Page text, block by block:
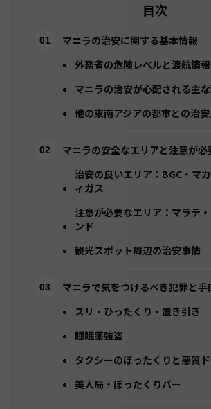
目次
マニラの治安に関する基本情報
外務省の危険レベルと渡航情報
マニラの治安が心配される主
他の東南アジアの都市との治
マニラの安全なエリアと注意が必
治安の良いエリア：BGC・マ
ィガス
注意が必要なエリア：マラテ
ンド
観光スポット周辺の治安事情
マニラで気をつけるべき犯罪と手
スリ・ひったくり・置き引き
睡眠薬強盗
タクシーのぼったくりと悪質
美人局・ぼったくりバー